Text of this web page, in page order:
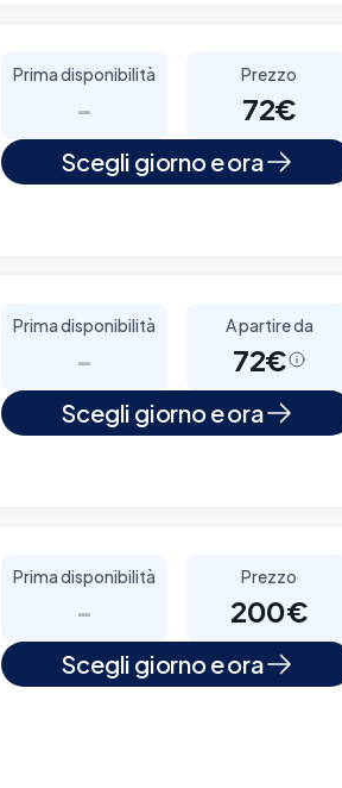
Prima disponibilità
-
Prezzo
72€
Scegli giorno e ora
Prima disponibilità
-
A partire da
72€
Scegli giorno e ora
Prima disponibilità
-
Prezzo
200€
Scegli giorno e ora